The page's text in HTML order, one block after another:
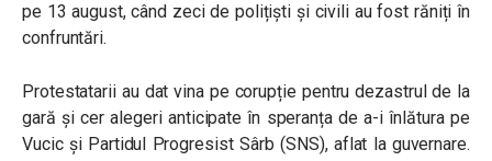
pe 13 august, când zeci de polițiști şi civili au fost răniți în
confruntări.
Protestatarii au dat vina pe corupție pentru dezastrul de la
gară și cer alegeri anticipate în speranța de a-i înlătura pe
Vucic și Partidul Progresist Sârb (SNS), aflat la guvernare.